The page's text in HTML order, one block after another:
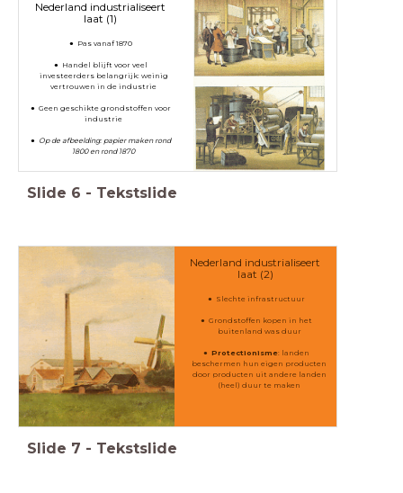
Nederland industrialiseert
laat (1)
Pas vanaf 1870
Handel blijft voor veel
investeerders belangrijk: weinig
vertrouwen in de industrie
Geen geschikte grondstoffen voor
industrie
Op de afbeelding: papier maken rond
1800 en rond 1870
Slide 6 - Tekstslide
Nederland industrialiseert
laat (2)
Slechte infrastructuur
Grondstoffen kopen in het
buitenland was duur
Protectionisme: landen
beschermen hun eigen producten
door producten uit andere landen
(heel) duur te maken
Slide 7 - Tekstslide